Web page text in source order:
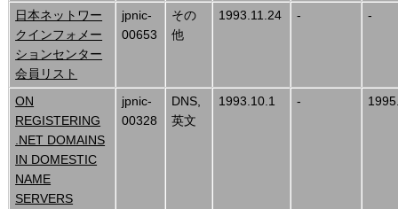
日本ネットワー
クインフォメー
ションセンター
会員リスト
jpnic-
00653
その
他
1993.11.24 - -
ON
REGISTERING
.NET DOMAINS
IN DOMESTIC
NAME
SERVERS
jpnic-
00328
DNS,
英文
1993.10.1 -